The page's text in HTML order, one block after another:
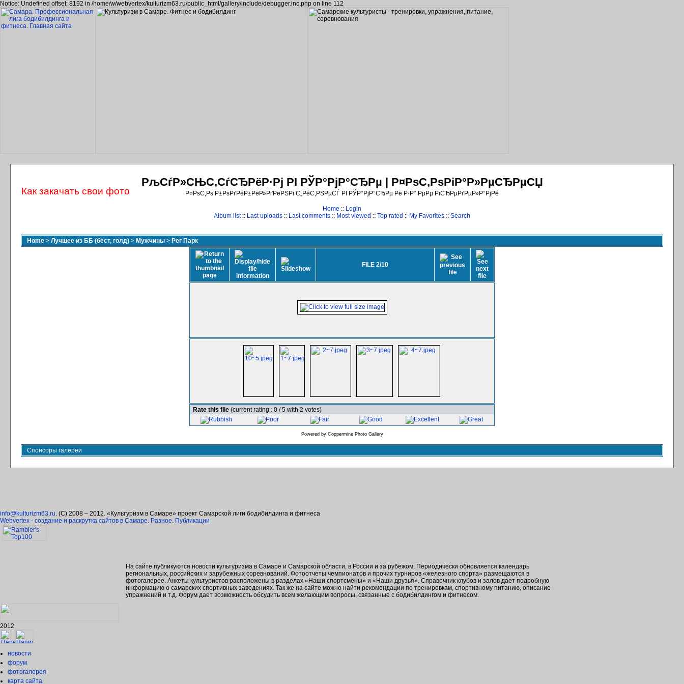
Notice: Undefined offset: 8192 in /home/w/webvertex/kulturizm63.ru/public_html/gallery/include/debugger.inc.php on line 112
РљСѓР»СЊС‚СѓСЂРёР·Рј РІ РЎР°РјР°СЂРµ | Р¤РѕС‚РѕРіР°Р»РµСЂРµСЏ
Р¤РѕС‚Рѕ Р±РѕРґРёР±РёР»РґРёРЅРі С„РёС‚РЅРµСЃ РІ РЎР°РјР°СЂРµ Рё Р·Р° РµРµ РїСЂРµРґРµР»Р°РјРё
Home :: Login
Album list:: Last uploads :: Last comments :: Most viewed :: Top rated :: My Favorites :: Search
Home > Лучшее из ББ (бест, голд) > Мужчины > Рег Парк
FILE 2/10
Rate this file (current rating : 0 / 5 with 2 votes)
Powered by Coppermine Photo Gallery
Спонсоры галереи
info@kulturizm63.ru. (C) 2008 – 2012. «Культуризм в Самаре» проект Самарской лиги бодибилдинга и фитнеса
Webvertex - создание и раскрутка сайтов в Самаре. Разное. Публикации
На сайте публикуются новости культуризма в Самаре и Самарской области, в России и за рубежом. Периодически обновляется календарь
региональных, российских и зарубежных соревнований. Фотоотчеты чемпионатов и прочих турниров «железного спорта» размещаются в
фотогалерее. Анкеты культуристов расположены в разделах «Наши спортсмены» и «Наши друзья». Справочник клубов и залов дает подробную
информацию о самарских спортивных заведениях. Так же на сайте можно найти рекомендации по тренировкам, спортивному питанию, описание
упражнений и т.д. Форум дает возможность обсудить всем желающим вопросы, связанные с бодибилдингом и фитнесом.
2012
новости
форум
фотогалерея
карта сайта
Как закачать свои фото